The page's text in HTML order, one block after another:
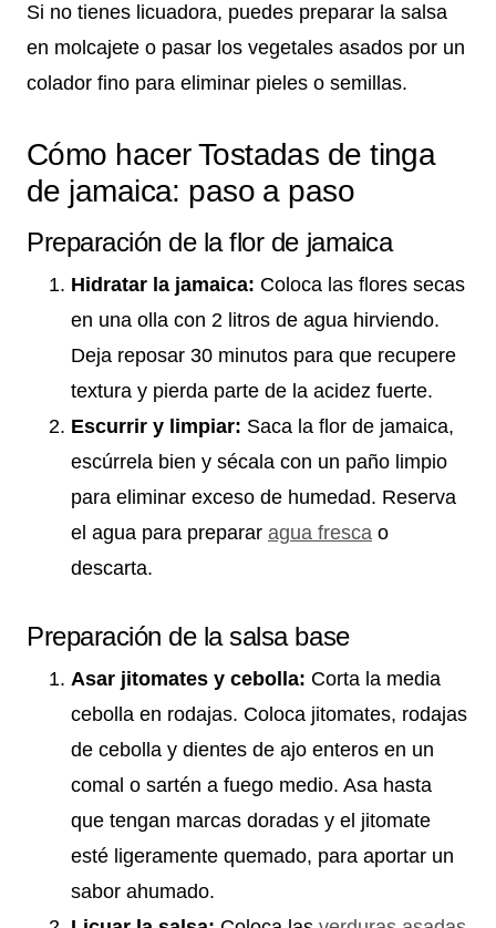
Si no tienes licuadora, puedes preparar la salsa
en molcajete o pasar los vegetales asados por un
colador fino para eliminar pieles o semillas.
Cómo hacer Tostadas de tinga
de jamaica: paso a paso
Preparación de la flor de jamaica
Hidratar la jamaica: Coloca las flores secas
en una olla con 2 litros de agua hirviendo.
Deja reposar 30 minutos para que recupere
textura y pierda parte de la acidez fuerte.
Escurrir y limpiar: Saca la flor de jamaica,
escúrrela bien y sécala con un paño limpio
para eliminar exceso de humedad. Reserva
el agua para preparar agua fresca o
descarta.
Preparación de la salsa base
Asar jitomates y cebolla: Corta la media
cebolla en rodajas. Coloca jitomates, rodajas
de cebolla y dientes de ajo enteros en un
comal o sartén a fuego medio. Asa hasta
que tengan marcas doradas y el jitomate
esté ligeramente quemado, para aportar un
sabor ahumado.